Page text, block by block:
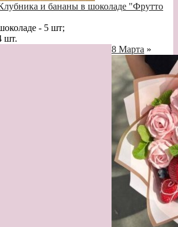
и бананы в шоколаде "Фрутто
- 5 шт;
шт.
8 Марта »